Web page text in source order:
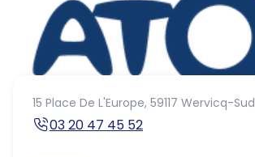
15 Place De L'Europe, 59117 Wervicq-Sud
03 20 47 45 52